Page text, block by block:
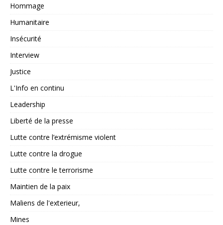
Hommage
Humanitaire
Insécurité
Interview
Justice
L'Info en continu
Leadership
Liberté de la presse
Lutte contre l’extrémisme violent
Lutte contre la drogue
Lutte contre le terrorisme
Maintien de la paix
Maliens de l'exterieur,
Mines